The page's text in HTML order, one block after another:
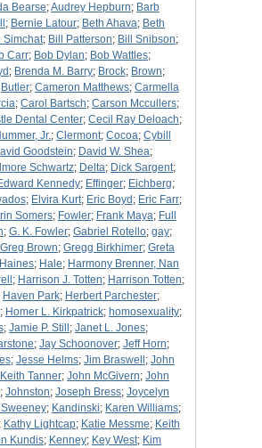
Bearse;Audrey Hepburn; Barb
; Bernie Latour; Beth Ahava; Beth
Simchat; Bill Patterson; Bill Snibson;
Carr; Bob Dylan; Bob Wattles;
; Brenda M. Barry; Brock; Brown;
Butler; Cameron Matthews; Carmella
; Carol Bartsch; Carson Mccullers;
Dental Center; Cecil Ray Deloach;
Jr.; Clermont; Cocoa; Cybill
Goodstein; David W. Shea;
Schwartz; Delta; Dick Sargent;
Kennedy; Effinger; Eichberg;
; Elvira Kurt; Eric Boyd ; Eric Farr;
Somers; Fowler; Frank Maya; Full
; G. K. Fowler; Gabriel Rotello; gay;
Greg Brown; Gregg Birkhimer; Greta
Haines; Hale; Harmony Brenner, Nan
; Harrison J. Totten; Harrison Totten;
Haven Park; Herbert Parchester;
; Homer L. Kirkpatrick; homosexuality;
; Jamie P. Still ; Janet L. Jones;
; Jay Schoonover; Jeff Horn;
; Jesse Helms; Jim Braswell ; John
Tanner; John McGivern; John
; Johnston; Joseph Bress; Joycelyn
; Kandinski; Karen Williams;
; Kathy Lightcap; Katie Messme; Keith
Kundis; Kenney; Key West; Kim